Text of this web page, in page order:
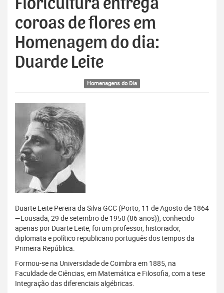
Floricultura entrega
coroas de flores em
Homenagem do dia:
Duarde Leite
Homenagens do Dia
Duarte Leite Pereira da Silva GCC (Porto, 11 de Agosto de 1864
—Lousada, 29 de setembro de 1950 (86 anos)), conhecido
apenas por Duarte Leite, foi um professor, historiador,
diplomata e político republicano português dos tempos da
Primeira República.
Formou-se na Universidade de Coimbra em 1885, na
Faculdade de Ciências, em Matemática e Filosofia, com a tese
Integração das diferenciais algébricas.